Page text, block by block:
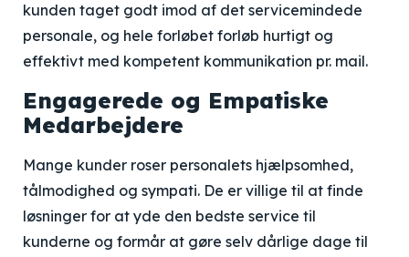
kunden taget godt imod af det servicemindede
personale, og hele forløbet forløb hurtigt og
effektivt med kompetent kommunikation pr. mail.
Engagerede og Empatiske
Medarbejdere
Mange kunder roser personalets hjælpsomhed,
tålmodighed og sympati. De er villige til at finde
løsninger for at yde den bedste service til
kunderne og formår at gøre selv dårlige dage til